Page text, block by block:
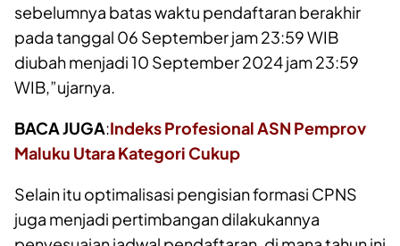
sebelumnya batas waktu pendaftaran berakhir
pada tanggal 06 September jam 23:59 WIB
diubah menjadi 10 September 2024 jam 23:59
WIB,”ujarnya.
BACA JUGA:Indeks Profesional ASN Pemprov
Maluku Utara Kategori Cukup
Selain itu optimalisasi pengisian formasi CPNS
juga menjadi pertimbangan dilakukannya